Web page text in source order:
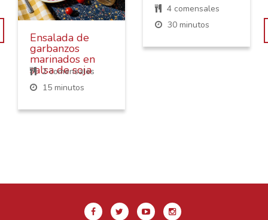
Ensalada de
garbanzos
marinados en
salsa de soja
2 comensales
15 minutos
4 comensales
30 minutos